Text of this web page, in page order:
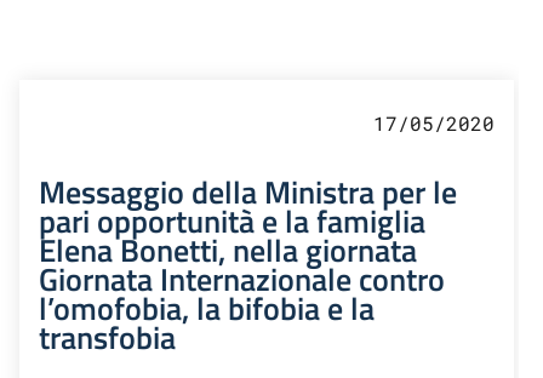
17/05/2020
Messaggio della Ministra per le
pari opportunità e la famiglia
Elena Bonetti, nella giornata
Giornata Internazionale contro
l’omofobia, la bifobia e la
transfobia